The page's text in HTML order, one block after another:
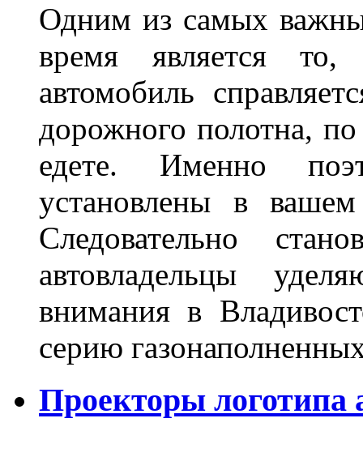
Одним из самых
время является то,
автомобиль
дорожного полотна,
едете. Именно
установлены в
Следовательно
автовладельцы
внимания в
серию
Проекторы логотипа